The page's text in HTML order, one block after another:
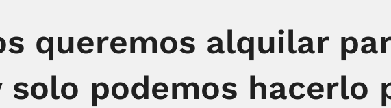
queremos alquilar
solo podemos hacerlo